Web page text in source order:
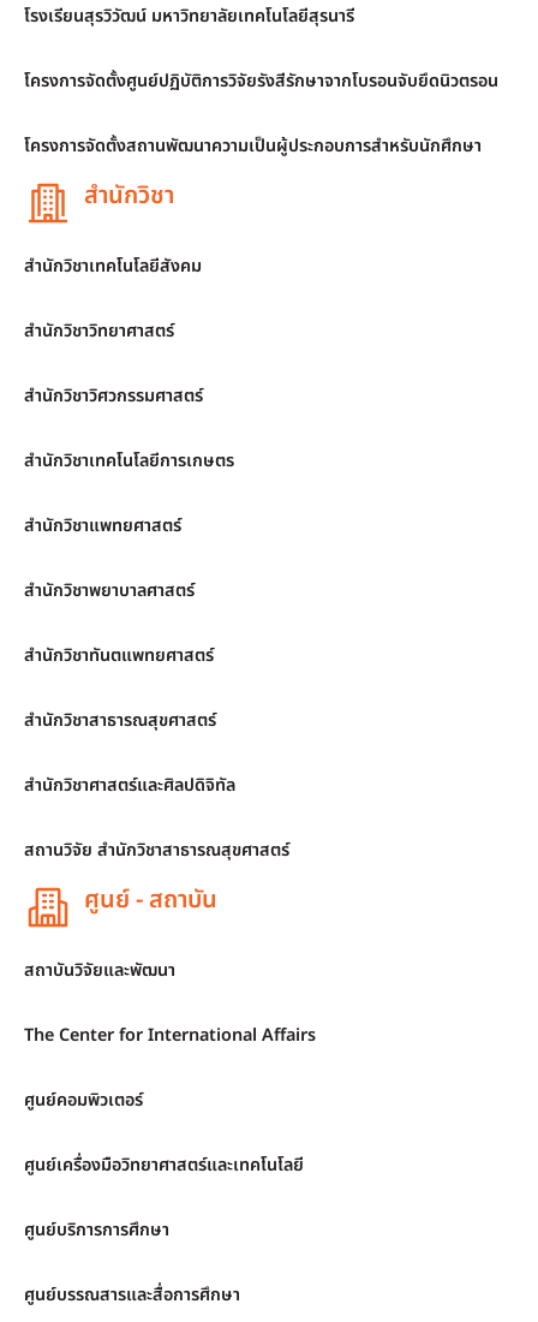
โรงเรียนสุรวิวัฒน์ มหาวิทยาลัยเทคโนโลยีสุรนารี
โครงการจัดตั้งศูนย์ปฏิบัติการวิจัยรังสีรักษาจากโบรอนจับยึดนิวตรอน
โครงการจัดตั้งสถานพัฒนาความเป็นผู้ประกอบการสำหรับนักศึกษา
สำนักวิชา
สำนักวิชาเทคโนโลยีสังคม
สำนักวิชาวิทยาศาสตร์
สำนักวิชาวิศวกรรมศาสตร์
สำนักวิชาเทคโนโลยีการเกษตร
สำนักวิชาแพทยศาสตร์
สำนักวิชาพยาบาลศาสตร์
สำนักวิชาทันตแพทยศาสตร์
สำนักวิชาสาธารณสุขศาสตร์
สำนักวิชาศาสตร์และศิลปดิจิทัล
สถานวิจัย สำนักวิชาสาธารณสุขศาสตร์
ศูนย์ - สถาบัน
สถาบันวิจัยและพัฒนา
The Center for International Affairs
ศูนย์คอมพิวเตอร์
ศูนย์เครื่องมือวิทยาศาสตร์และเทคโนโลยี
ศูนย์บริการการศึกษา
ศูนย์บรรณสารและสื่อการศึกษา